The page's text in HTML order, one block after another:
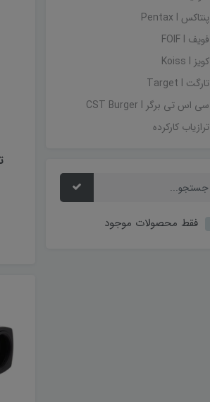
پنتاکس Pentax I
فویف FOIF I
کویز Koiss I
تارگت Target I
سی اس تی برگر CST Burger I
ترازیاب کارکرده
فقط محصولات موجود